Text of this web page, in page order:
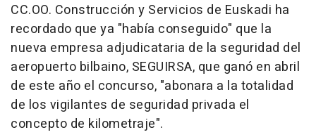
CC.OO. Construcción y Servicios de Euskadi ha
recordado que ya "había conseguido" que la
nueva empresa adjudicataria de la seguridad del
aeropuerto bilbaino, SEGUIRSA, que ganó en abril
de este año el concurso, "abonara a la totalidad
de los vigilantes de seguridad privada el
concepto de kilometraje".